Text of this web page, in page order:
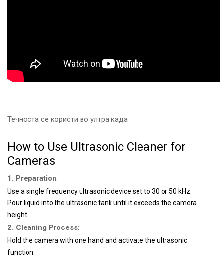
Течноста се користи во ултра када
How to Use Ultrasonic Cleaner for
Cameras
1. Preparation:
Use a single frequency ultrasonic device set to 30 or 50 kHz.
Pour liquid into the ultrasonic tank until it exceeds the camera
height.
2. Cleaning Process:
Hold the camera with one hand and activate the ultrasonic
function.